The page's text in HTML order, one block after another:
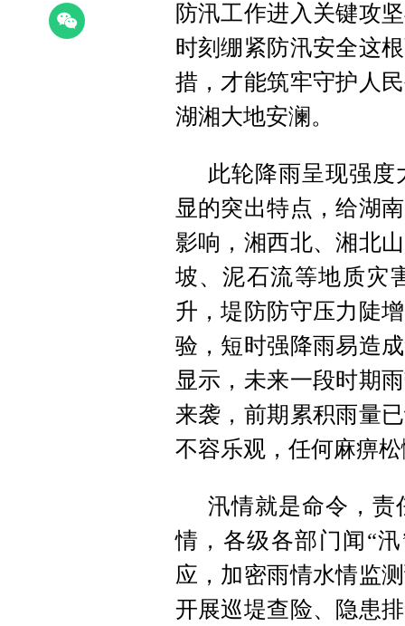
防汛工作进入关键攻
时刻绷紧防汛安全这
措，才能筑牢守护人
湖湘大地安澜。
此轮降雨呈现强
显的突出特点，给湖
影响，湘西北、湘北
坡、泥石流等地质灾
升，堤防防守压力陡
验，短时强降雨易造
显示，未来一段时期
来袭，前期累积雨量
不容乐观，任何麻痹
汛情就是命令，责
情，各级各部门闻“
应，加密雨情水情监
开展巡堤查险、隐患